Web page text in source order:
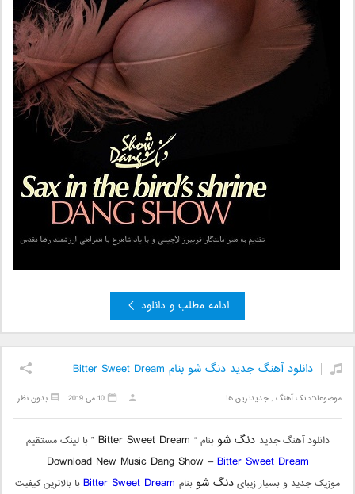
ادامه مطلب و دانلود
دانلود آهنگ جدید دنگ شو بنام Bitter Sweet Dream
موضوعات:تک آهنگ ,جدیدترین ها بدون نظر 10 می 2019
دانلود آهنگ جدید دنگ شوبنام “ ” با لینک مستقیم
Download New Music Dang Show –Bitter Sweet Dream
موزیک جدید و بسیار زیبایدنگ شوبنام Bitter Sweet Dreamبا بالاترین کیفیت